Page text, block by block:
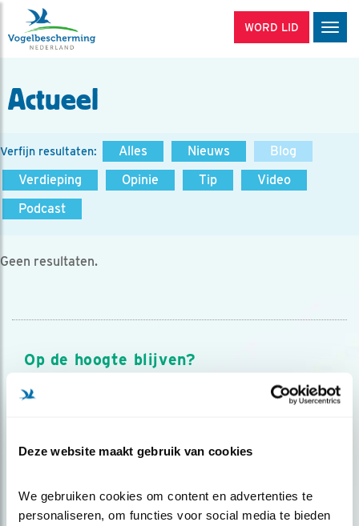
Deze website maakt gebruik van cookies
We gebruiken cookies om content en advertenties te
personaliseren, om functies voor social media te bieden
WORD LID
Actueel
Verfijn resultaten: Alles Nieuws
Blog
Verdieping
Opinie Tip
Video
Podcast
Geen resultaten.
Op de hoogte blijven?
Meld je aan en ontvang nieuws, inspiratie, acties en tips
over vogels en activiteiten van Vogelbescherming.